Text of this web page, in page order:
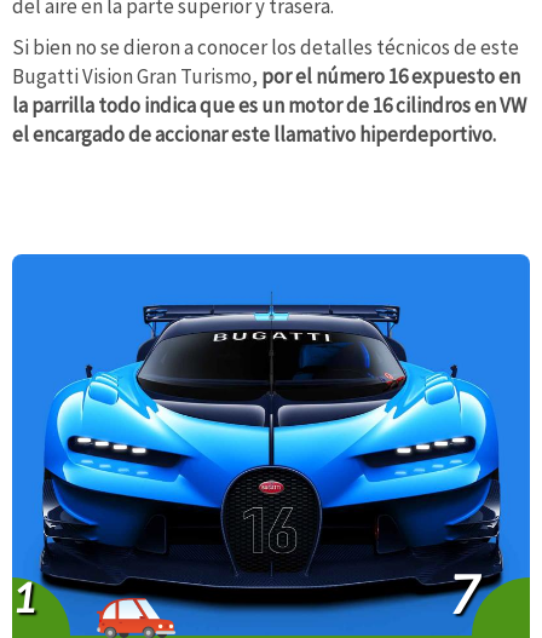
del aire en la parte superior y trasera.
Si bien no se dieron a conocer los detalles técnicos de este
Bugatti Vision Gran Turismo, por el número 16 expuesto en
la parrilla todo indica que es un motor de 16 cilindros en VW
el encargado de accionar este llamativo hiperdeportivo.
1 7